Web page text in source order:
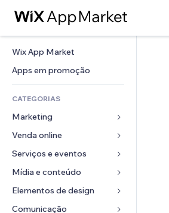
Wix App Market
Apps em promoção
CATEGORIAS
Marketing
Anúncios
Mobile
Análises
Venda online
Apps para lojas
Frete e entrega
Botões de venda
Serviços e eventos
Hotéis
Eventos
Restaurantes
Mídia e conteúdo
Galeria
Músicas
Elementos de design
Mapas e navegação